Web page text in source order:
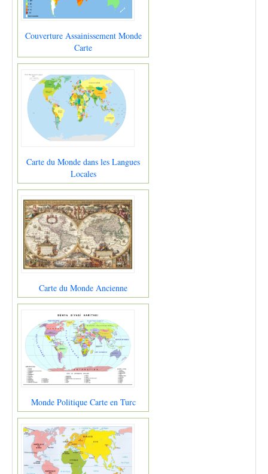
Couverture Assainissement Monde
Carte
Carte du Monde dans les Langues
Locales
Carte du Monde Ancienne
Monde Politique Carte en Turc